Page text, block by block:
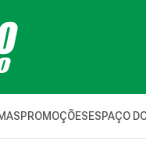
PROMOÇÕESESPAÇO